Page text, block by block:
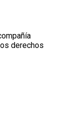
derechos